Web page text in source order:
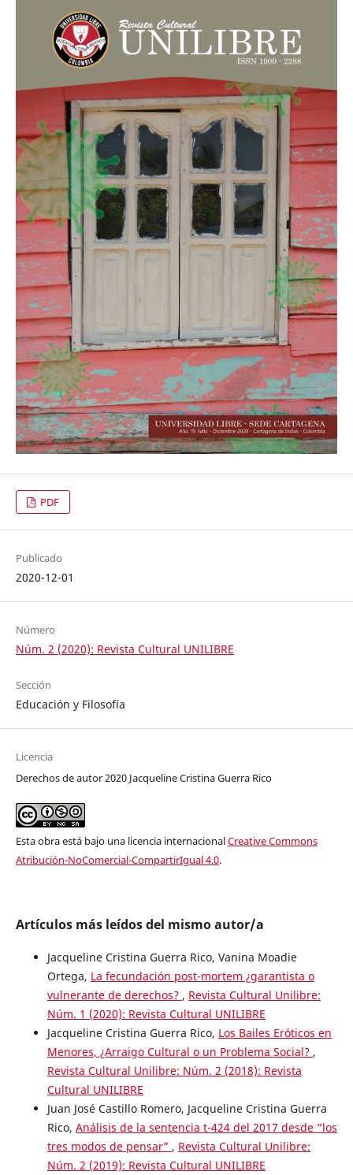
PDF
Publicado
2020-12-01
Número
Núm. 2 (2020): Revista Cultural UNILIBRE
Sección
Educación y Filosofía
Licencia
Derechos de autor 2020 Jacqueline Cristina Guerra Rico
Esta obra está bajo una licencia internacionalCreative Commons
Atribución-NoComercial-CompartirIgual 4.0.
Artículos más leídos del mismo autor/a
Jacqueline Cristina Guerra Rico, Vanina Moadie
Ortega, La fecundación post-mortem ¿garantista o
vulnerante de derechos? , Revista Cultural Unilibre:
Núm. 1 (2020): Revista Cultural UNILIBRE
Jacqueline Cristina Guerra Rico, Los Bailes Eróticos en
Menores, ¿Arraigo Cultural o un Problema Social? ,
Revista Cultural Unilibre: Núm. 2 (2018): Revista
Cultural UNILIBRE
Juan José Castillo Romero, Jacqueline Cristina Guerra
Rico, Análisis de la sentencia t-424 del 2017 desde “los
tres modos de pensar” , Revista Cultural Unilibre:
Núm. 2 (2019): Revista Cultural UNILIBRE